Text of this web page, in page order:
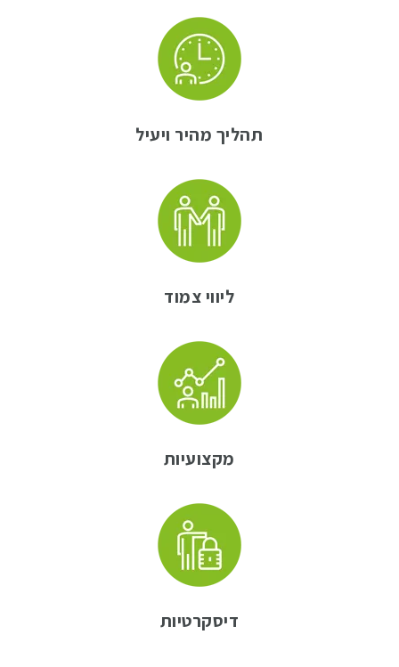
תהליך מהיר ויעיל
ליווי צמוד
מקצועיות
דיסקרטיות